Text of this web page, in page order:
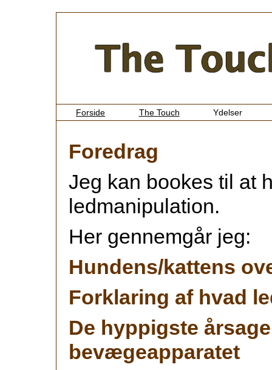
Forside The Touch Ydelser
Foredrag
Jeg kan bookes til at
ledmanipulation.
Her gennemgår jeg:
Hundens/kattens
Forklaring af hvad
De hyppigste
bevægeapparatet